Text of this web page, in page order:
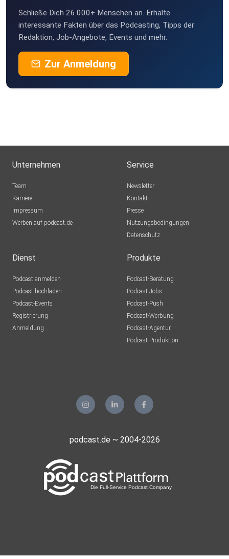
Schließe Dich 26.000+ Menschen an. Erhalte
interessante Fakten über das Podcasting, Tipps der
Redaktion, Job-Angebote, Events und mehr.
Zur Anmeldung
Unternehmen
Team
Karriere
Impressum
Werben auf podcast.de
Service
Newsletter
Kontakt
Presse
Nutzungsbedingungen
Datenschutz
Dienst
Podcast anmelden
Podcast hochladen
Podcast-Events
Registrierung
Anmeldung
Produkte
Podcast-Beratung
Podcast-Jobs
Podcast-Push
Podcast-Werbung
Podcast-Agentur
Podcast-Produktion
podcast.de ~ 2004-2026